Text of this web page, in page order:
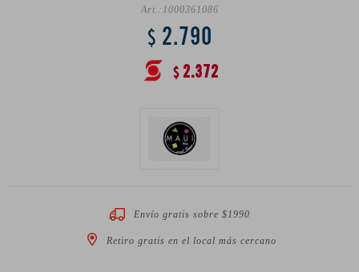
1000361086
$ 2.790
$ 2.372
Envío gratis sobre $1990
Retiro gratis en el local más cercano